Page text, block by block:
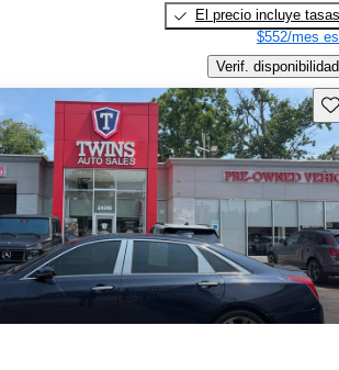
El precio incluye tasas
$552/mes
Verif. disponibilidad